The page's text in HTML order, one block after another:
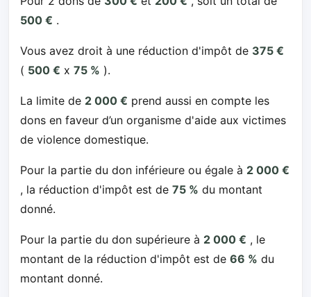
500 € .
Vous avez droit à une réduction d'impôt de 375 €
( 500 € x 75 % ).
La limite de 2 000 € prend aussi en compte les
dons en faveur d’un organisme d'aide aux victimes
de violence domestique.
Pour la partie du don inférieure ou égale à 2 000 €
, la réduction d'impôt est de 75 % du montant
donné.
Pour la partie du don supérieure à 2 000 € , le
montant de la réduction d'impôt est de 66 % du
montant donné.